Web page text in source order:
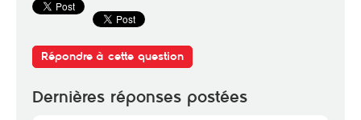
Répondre à cette question
Dernières réponses postées